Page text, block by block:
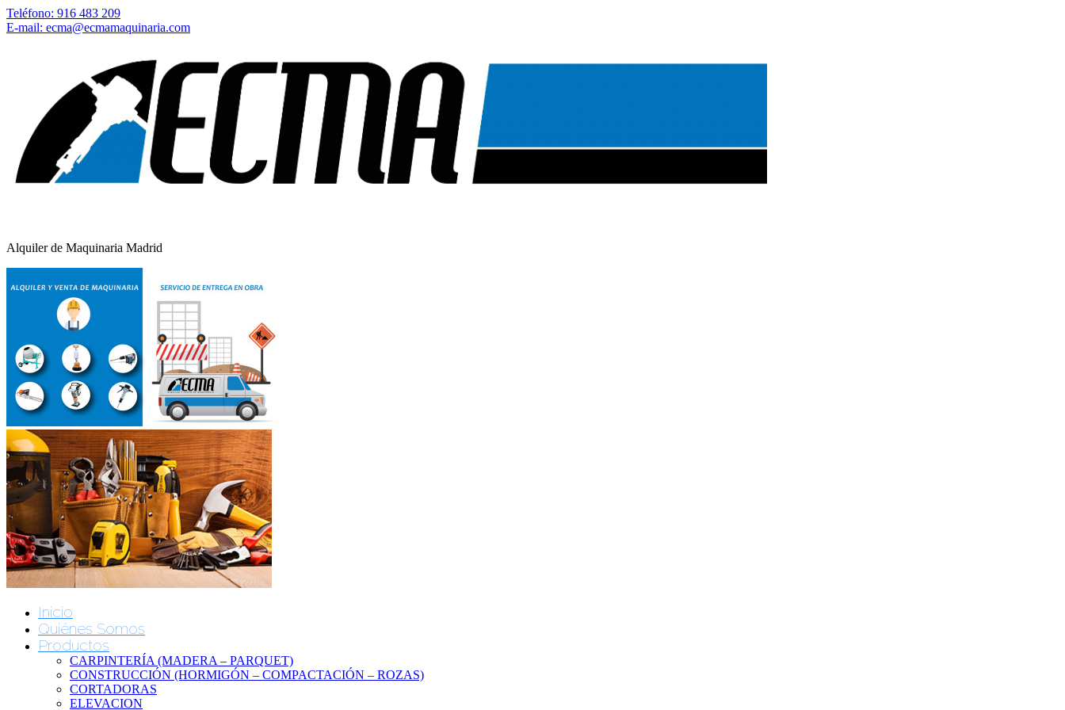
Teléfono: 916 483 209
E-mail: ecma@ecmamaquinaria.com
Alquiler de Maquinaria Madrid
Inicio
Quiénes Somos
Productos
CARPINTERÍA (MADERA – PARQUET)
CONSTRUCCIÓN (HORMIGÓN – COMPACTACIÓN – ROZAS)
CORTADORAS
ELEVACION